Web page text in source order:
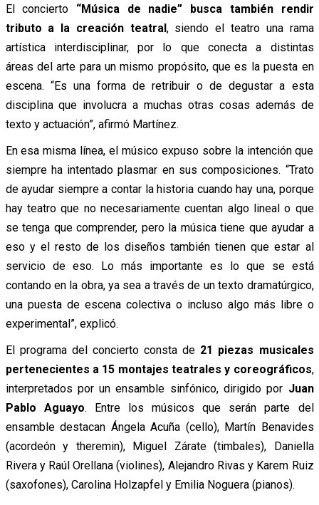
El concierto “Música de nadie” busca también rendir
tributo a la creación teatral, siendo el teatro una rama
artística interdisciplinar, por lo que conecta a distintas
áreas del arte para un mismo propósito, que es la puesta en
escena. “Es una forma de retribuir o de degustar a esta
disciplina que involucra a muchas otras cosas además de
texto y actuación”, afirmó Martínez.
En esa misma línea, el músico expuso sobre la intención que
siempre ha intentado plasmar en sus composiciones. “Trato
de ayudar siempre a contar la historia cuando hay una, porque
hay teatro que no necesariamente cuentan algo lineal o que
se tenga que comprender, pero la música tiene que ayudar a
eso y el resto de los diseños también tienen que estar al
servicio de eso. Lo más importante es lo que se está
contando en la obra, ya sea a través de un texto dramatúrgico,
una puesta de escena colectiva o incluso algo más libre o
experimental”, explicó.
El programa del concierto consta de 21 piezas musicales
pertenecientes a 15 montajes teatrales y coreográficos,
interpretados por un ensamble sinfónico, dirigido por Juan
Pablo Aguayo. Entre los músicos que serán parte del
ensamble destacan Ángela Acuña (cello), Martín Benavides
(acordeón y theremin), Miguel Zárate (timbales), Daniella
Rivera y Raúl Orellana (violines), Alejandro Rivas y Karem Ruiz
(saxofones), Carolina Holzapfel y Emilia Noguera (pianos).